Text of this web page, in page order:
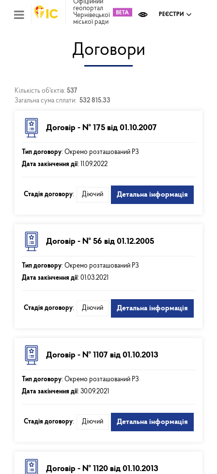
Офіційний
геопортал
Чернівецької
міської ради
РЕЄСТРИ
Договори
Кількість об'єктів: 537
Загальна сума сплати: 532 815.33
Договір - № 175 від 01.10.2007
Тип договору: Окремо розташований РЗ
Дата закінчення дії: 11.09.2022
Стадія договору: Діючий Детальна інформація
Договір - № 56 від 01.12.2005
Тип договору: Окремо розташований РЗ
Дата закінчення дії: 01.03.2021
Стадія договору: Діючий Детальна інформація
Договір - № 1107 від 01.10.2013
Тип договору: Окремо розташований РЗ
Дата закінчення дії: 30.09.2021
Стадія договору: Діючий Детальна інформація
Договір - № 1120 від 01.10.2013